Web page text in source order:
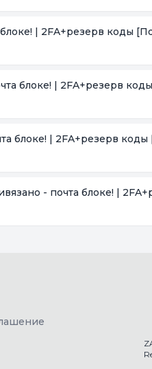
| 2FA+резерв коды
блоке! | 2FA+резерв коды
блоке! | 2FA+резерв коды
- почта блоке! |